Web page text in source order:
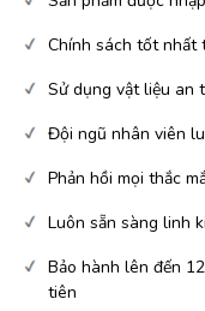
Chính sách tốt nhất
Sử dụng vật liệu an
Đội ngũ nhân viên
Phản hồi mọi thắc
Luôn sẵn sàng linh
Bảo hành lên đến
tiên